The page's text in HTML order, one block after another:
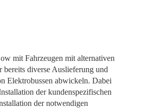
mit Fahrzeugen mit alternativen
diverse Auslieferung und
Elektrobussen abwickeln. Dabei
der kundenspezifischen
der notwendigen